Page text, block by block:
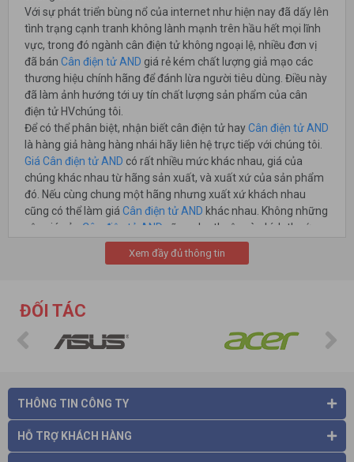
Với sự phát triển bùng nổ của internet như hiện nay đã dấy lên
tình trạng cạnh tranh không lành mạnh trên hầu hết mọi lĩnh
vực, trong đó ngành cân điện tử không ngoại lệ, nhiều đơn vị
đã bán Cân điện tử AND giá rẻ kém chất lượng giả mạo các
thương hiệu chính hãng để đánh lừa người tiêu dùng. Điều này
đã làm ảnh hướng tới uy tín chất lượng sản phẩm của cân
điện tử HVchúng tôi.
Để có thể phân biệt, nhận biết cân điện tử hayCân điện tử AND
là hàng giả hàng hàng nhái hãy liên hệ trực tiếp với chúng tôi.
Giá Cân điện tử AND có rất nhiều mức khác nhau, giá của
chúng khác nhau từ hãng sản xuất, và xuất xứ của sản phẩm
đó. Nếu cùng chung một hãng nhưng xuất xứ khách nhau
cũng có thể làm giá Cân điện tử AND khác nhau. Không những
vậy giá của Cân điện tử AND cũng phụ thuộc vào kích thước
của nó. Quý khách đừng ngại ngần khi cần báo giá Cân điện tử
AND, chúng tôi sẽ cũng cấp đầy đủ thông tin quý khách cần.
Xem đầy đủ thông tin
ĐỐI TÁC
THÔNG TIN CÔNG TY
HỖ TRỢ KHÁCH HÀNG